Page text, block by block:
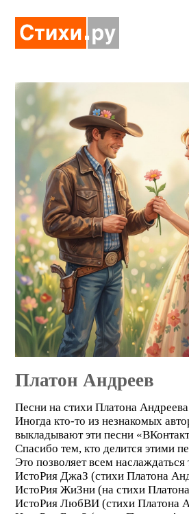
Платон Андреев
Песни на стихи Платона
Иногда кто-то из незнакомых
выкладывают эти песни
Спасибо тем, кто делится этими
Это позволяет всем наслаждаться
ИстоРия ДжаЗ (стихи Платона
ИстоРия ЖиЗни (на стихи
ИстоРия ЛюбВИ (стихи Платона